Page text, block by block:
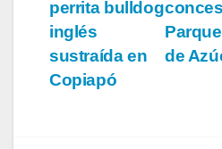
entradasde
perrita bulldog
inglés
sustraída en
Copiapó